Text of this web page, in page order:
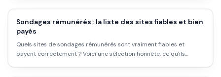
Sondages rémunérés : la liste des sites fiables et bien
payés
Quels sites de sondages rémunérés sont vraiment fiables et
payent correctement ? Voici une sélection honnête, ce qu'ils